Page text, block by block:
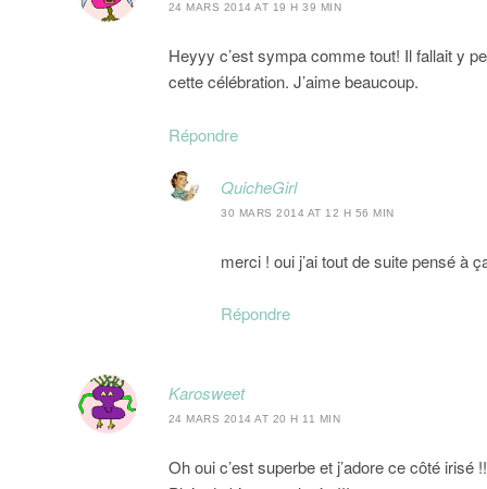
24 MARS 2014 AT 19 H 39 MIN
Heyyy c’est sympa comme tout! Il fallait y
cette célébration. J’aime beaucoup.
Répondre
QuicheGirl
30 MARS 2014 AT 12 H 56 MIN
merci ! oui j’ai tout de suite pensé à
Répondre
Karosweet
24 MARS 2014 AT 20 H 11 MIN
Oh oui c’est superbe et j’adore ce côté